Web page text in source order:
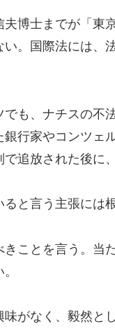
博士までが「東
。国際法には、
も、ナチスの不
行家やコンツェ
追放された後に
と言う主張には
ことを言う。当
がなく、毅然と